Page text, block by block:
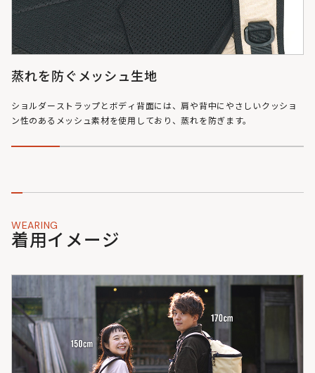
蒸れを防ぐメッシュ生地
ショルダーストラップとボディ背面には、肩や背中にやさしいクッショ
ン性のあるメッシュ素材を使用しており、蒸れを防ぎます。
WEARING
着用イメージ